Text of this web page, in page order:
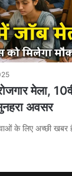
मेला,
अवसर
के लिए अच्छी खबर